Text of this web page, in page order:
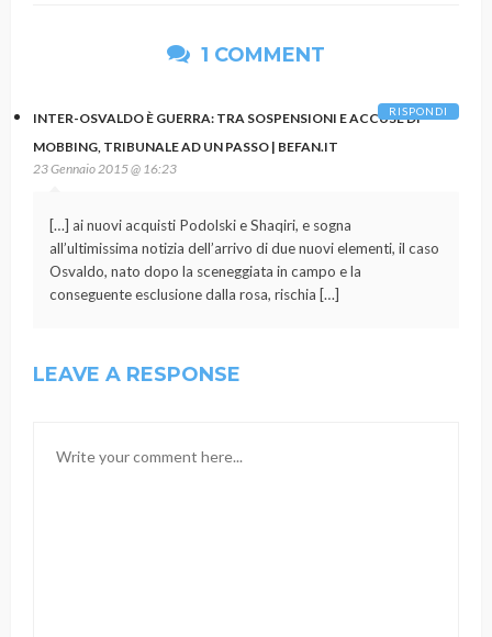
1 COMMENT
INTER-OSVALDO È GUERRA: TRA SOSPENSIONI E ACCUSE DI
MOBBING, TRIBUNALE AD UN PASSO | BEFAN.IT
23 Gennaio 2015 @ 16:23
[…] ai nuovi acquisti Podolski e Shaqiri, e sogna
all’ultimissima notizia dell’arrivo di due nuovi elementi, il caso
Osvaldo, nato dopo la sceneggiata in campo e la
conseguente esclusione dalla rosa, rischia […]
RISPONDI
LEAVE A RESPONSE